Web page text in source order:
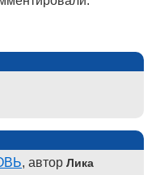
, автор Лика